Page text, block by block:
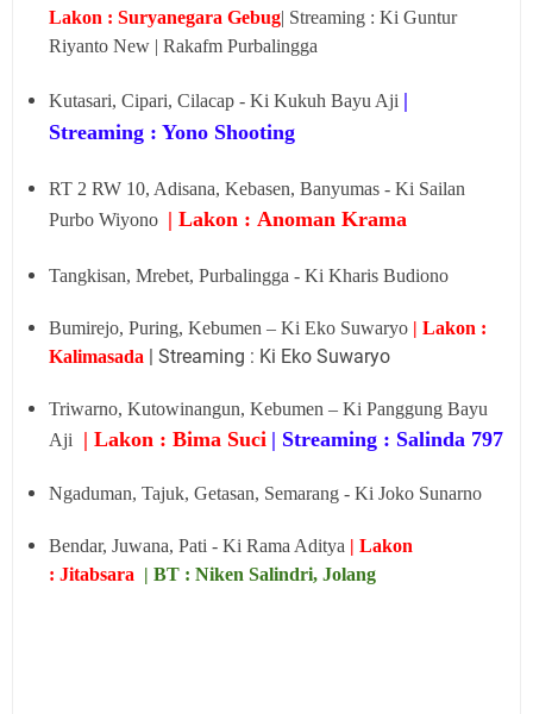
Lakon : Suryanegara Gebug| Streaming : Ki Guntur
Riyanto New | Rakafm Purbalingga
Kutasari, Cipari, Cilacap - Ki Kukuh Bayu Aji |
Streaming : Yono Shooting
RT 2 RW 10, Adisana, Kebasen, Banyumas - Ki Sailan
Purbo Wiyono | Lakon : Anoman Krama
Tangkisan, Mrebet, Purbalingga - Ki Kharis Budiono
Bumirejo, Puring, Kebumen – Ki Eko Suwaryo | Lakon :
Kalimasada | Streaming : Ki Eko Suwaryo
Triwarno, Kutowinangun, Kebumen – Ki Panggung Bayu
Aji
| Lakon : Bima Suci | Streaming : Salinda 797
Ngaduman, Tajuk, Getasan, Semarang - Ki Joko Sunarno
Bendar, Juwana, Pati - Ki Rama Aditya | Lakon
: Jitabsara | BT : Niken Salindri, Jolang